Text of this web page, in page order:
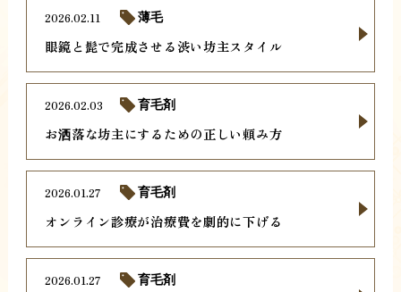
眼鏡と髭で完成させる渋い坊主スタイル
2026.02.11 薄毛
お洒落な坊主にするための正しい頼み方
2026.02.03 育毛剤
オンライン診療が治療費を劇的に下げる
2026.01.27 育毛剤
2026.01.27 育毛剤